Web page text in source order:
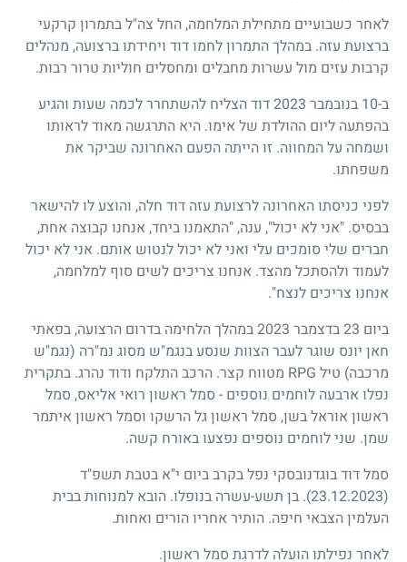
לאחר כשבועיים מתחילת המלחמה, החל צה"ל בתמרון קרקעי
ברצועת עזה. במהלך התמרון לחמו דוד ויחידתו ברצועה, מנהלים
קרבות עזים מול עשרות מחבלים ומחסלים חוליות טרור רבות.
ב-10 בנובמבר 2023 דוד הצליח להשתחרר לכמה שעות והגיע
בהפתעה ליום ההולדת של אימו. היא התרגשה מאוד לראותו
ושמחה על המחווה. זו הייתה הפעם האחרונה שביקר את
משפחתו.
לפני כניסתו האחרונה לרצועת עזה דוד חלה, והוצע לו להישאר
בבסיס. "אני לא יכול", ענה, "התאמנו ביחד, אנחנו קבוצה אחת,
חברים שלי סומכים עלי ואני לא יכול לנטוש אותם. אני לא יכול
לעמוד ולהסתכל מהצד. אנחנו צריכים לשים סוף למלחמה,
אנחנו צריכים לנצח".
ביום 23 בדצמבר 2023 במהלך הלחימה בדרום הרצועה, בפאתי
חאן יונס שוגר לעבר הצוות שנסע בנגמ"ש מסוג נמ"רה (נגמ"ש
מרכבה) טיל RPG מטווח קצר. הרכב התלקח ודוד נהרג. בתקרית
נפלו ארבעה לוחמים נוספים - סמל ראשון רואי אליאס, סמל
ראשון אוראל בשן, סמל ראשון גל הרשקו וסמל ראשון איתמר
שמן. שני לוחמים נוספים נפצעו באורח קשה.
סמל דוד בוגדנובסקי נפל בקרב ביום י"א בטבת תשפ"ד
(23.12.2023)
. בן תשע-עשרה בנופלו. הובא למנוחות בבית
העלמין הצבאי חיפה. הותיר אחריו הורים ואחות.
לאחר נפילתו הועלה לדרגת סמל ראשון.